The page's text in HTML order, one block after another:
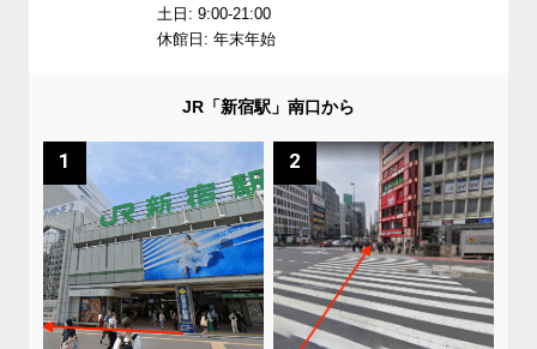
土日: 9:00-21:00
休館日: 年末年始
JR「新宿駅」南口から
1 2